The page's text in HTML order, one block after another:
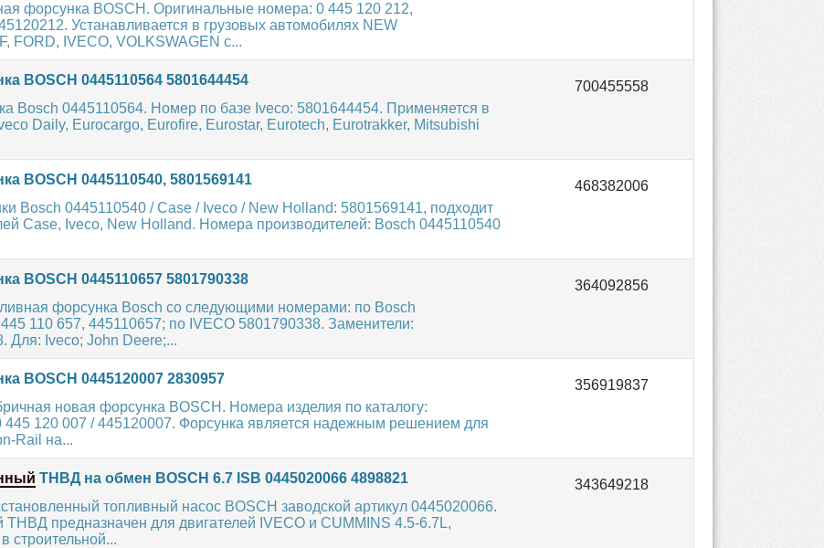
форсунка BOSCH. Оригинальные номера: 0 445 120 212,
Устанавливается в грузовых автомобилях NEW
FORD, IVECO, VOLKSWAGEN с...
BOSCH 0445110564 5801644454
Bosch 0445110564. Номер по базе Iveco: 5801644454. Применяется в
Daily, Eurocargo, Eurofire, Eurostar, Eurotech, Eurotrakker, Mitsubishi
BOSCH 0445110540, 5801569141
Bosch 0445110540 / Case / Iveco / New Holland: 5801569141, подходит
Case, Iveco, New Holland. Номера производителей: Bosch 0445110540
BOSCH 0445110657 5801790338
форсунка Bosch со следующими номерами: по Bosch
110 657, 445110657; по IVECO 5801790338. Заменители:
Для: Iveco; John Deere;...
BOSCH 0445120007 2830957
новая форсунка BOSCH. Номера изделия по каталогу:
445 120 007 / 445120007. Форсунка является надежным решением для
Rail на...
ТНВД на обмен BOSCH 6.7 ISB 0445020066 4898821
топливный насос BOSCH заводской артикул 0445020066.
предназначен для двигателей IVECO и CUMMINS 4.5-6.7L,
строительной...